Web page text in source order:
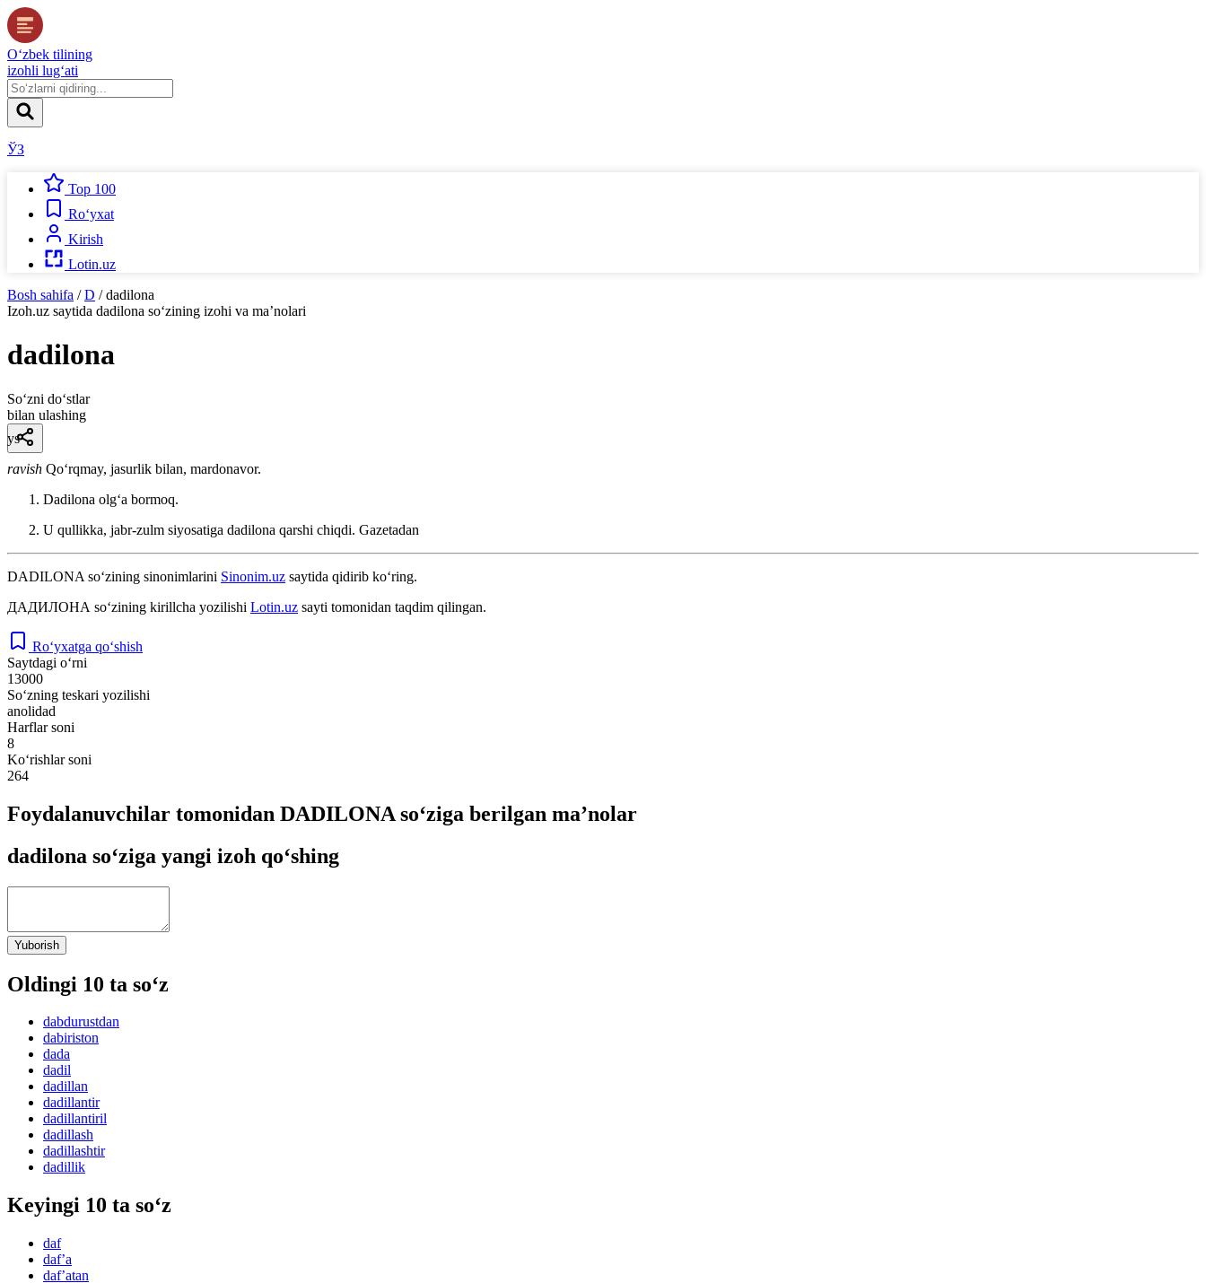
O‘zbek tilining
izohli lug‘ati
ЎЗ
Top 100
Ro‘yxat
Kirish
Lotin.uz
Bosh sahifa / D / dadilona
Izoh.uz saytida dadilona so‘zining izohi va ma’nolari
dadilona
So‘zni do‘stlar
bilan ulashing
ys
ravish Qoʻrqmay, jasurlik bilan, mardonavor.
Dadilona olgʻa bormoq.
U qullikka, jabr-zulm siyosatiga dadilona qarshi chiqdi. Gazetadan
DADILONA so‘zining sinonimlarini Sinonim.uz saytida qidirib ko‘ring.
ДАДИЛОНА so‘zining kirillcha yozilishi Lotin.uz sayti tomonidan taqdim qilingan.
Ro‘yxatga qo‘shish
Saytdagi o‘rni
13000
So‘zning teskari yozilishi
anolidad
Harflar soni
8
Ko‘rishlar soni
264
Foydalanuvchilar tomonidan DADILONA so‘ziga berilgan ma’nolar
dadilona so‘ziga yangi izoh qo‘shing
Yuborish
Oldingi 10 ta so‘z
dabdurustdan
dabiriston
dada
dadil
dadillan
dadillantir
dadillantiril
dadillash
dadillashtir
dadillik
Keyingi 10 ta so‘z
daf
dafʼa
dafʼatan